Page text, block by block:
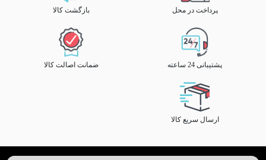
پرداخت در محل بازگشت کالا
پشتیبانی 24 ساعته ضمانت اصالت کالا
ارسال سریع کالا